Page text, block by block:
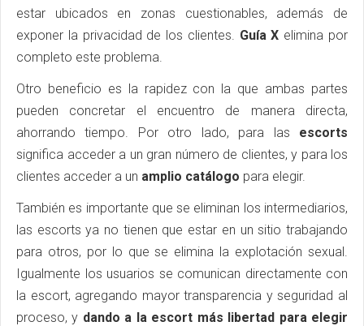
estar ubicados en zonas cuestionables, además de
exponer la privacidad de los clientes. Guía X elimina por
completo este problema.
Otro beneficio es la rapidez con la que ambas partes
pueden concretar el encuentro de manera directa,
ahorrando tiempo. Por otro lado, para las escorts
significa acceder a un gran número de clientes, y para los
clientes acceder a un amplio catálogo para elegir.
También es importante que se eliminan los intermediarios,
las escorts ya no tienen que estar en un sitio trabajando
para otros, por lo que se elimina la explotación sexual.
Igualmente los usuarios se comunican directamente con
la escort, agregando mayor transparencia y seguridad al
proceso, y dando a la escort más libertad para elegir